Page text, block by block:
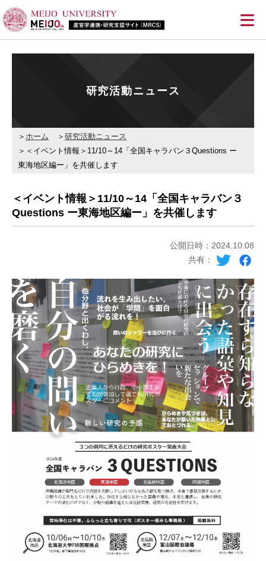
≡
研究活動ニュース
ホーム
研究活動ニュース
＜イベント情報＞11/10～14「全国キャラバン３Questions ー
東海地区編ー」を共催します
＜イベント情報＞11/10～14「全国キャラバン３
Questions ー東海地区編ー」を共催します
公開日時：2024.10.08
共有：